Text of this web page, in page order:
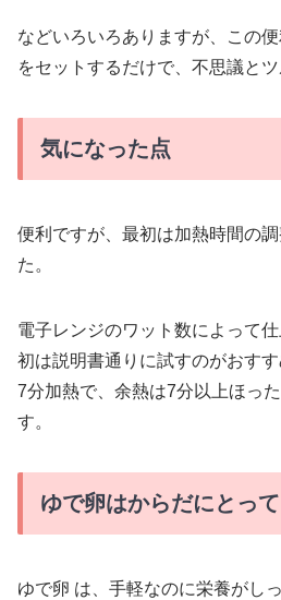
などいろいろありますが、この
をセットするだけで、不思議とツ
気になった点
便利ですが、最初は加熱時間の
た。
電子レンジのワット数によって
初は説明書通りに試すのがおすす
7分加熱で、余熱は7分以上ほっ
す。
ゆで卵はからだにとっ
ゆで卵 は、手軽なのに栄養がし